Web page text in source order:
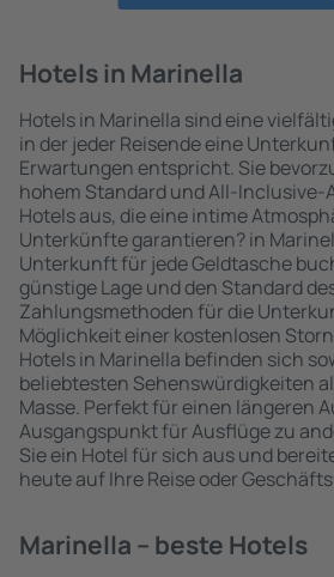
Hotels in Marinella
Hotels in Marinella sind eine
in der jeder Reisende eine
Erwartungen entspricht. Sie
hohem Standard und All-Inclusive-
Hotels aus, die eine intime
Unterkünfte garantieren? in
Unterkunft für jede Geldtasche
günstige Lage und den Standard
Zahlungsmethoden für die
Möglichkeit einer kostenlosen
Hotels in Marinella befinden sich
beliebtesten Sehenswürdigkeiten
Masse. Perfekt für einen längeren
Ausgangspunkt für Ausflüge zu
Sie ein Hotel für sich aus und
heute auf Ihre Reise oder
Marinella – beste Hotels